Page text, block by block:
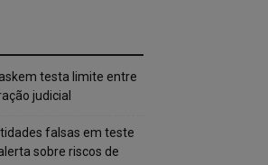
testa limite entre
judicial
falsas em teste
sobre riscos de